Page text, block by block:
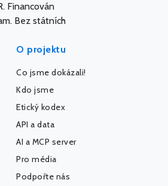
Financován
Bez státních
O projektu
Co jsme dokázali!
Kdo jsme
Etický kodex
API a data
AI a MCP server
Pro média
Podpořte nás